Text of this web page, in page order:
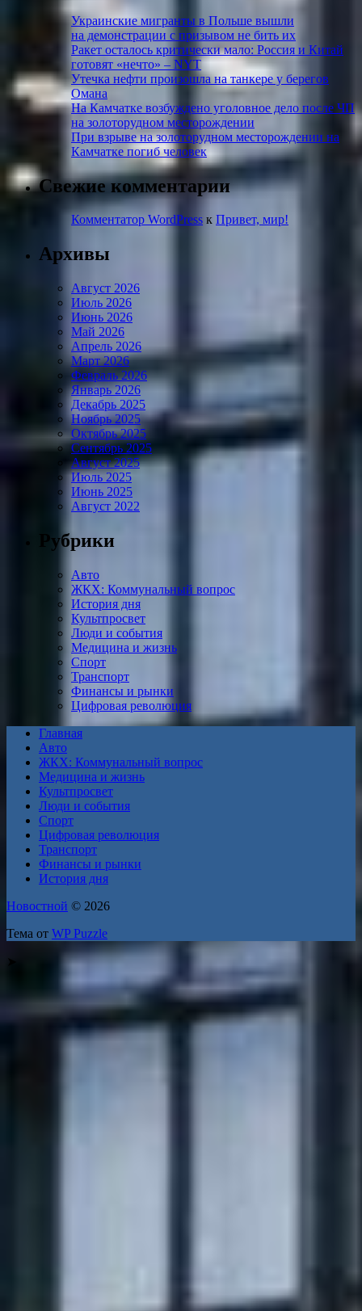
Украинские мигранты в Польше вышли
на демонстрации с призывом не бить их
Ракет осталось критически мало: Россия и Китай
готовят «нечто» – NYT
Утечка нефти произошла на танкере у берегов
Омана
На Камчатке возбуждено уголовное дело после ЧП
на золоторудном месторождении
При взрыве на золоторудном месторождении на
Камчатке погиб человек
Свежие комментарии
Комментатор WordPress к Привет, мир!
Архивы
Август 2026
Июль 2026
Июнь 2026
Май 2026
Апрель 2026
Март 2026
Февраль 2026
Январь 2026
Декабрь 2025
Ноябрь 2025
Октябрь 2025
Сентябрь 2025
Август 2025
Июль 2025
Июнь 2025
Август 2022
Рубрики
Авто
ЖКХ: Коммунальный вопрос
История дня
Культпросвет
Люди и события
Медицина и жизнь
Спорт
Транспорт
Финансы и рынки
Цифровая революция
Главная
Авто
ЖКХ: Коммунальный вопрос
Медицина и жизнь
Культпросвет
Люди и события
Спорт
Цифровая революция
Транспорт
Финансы и рынки
История дня
Новостной © 2026
Тема от WP Puzzle
➤